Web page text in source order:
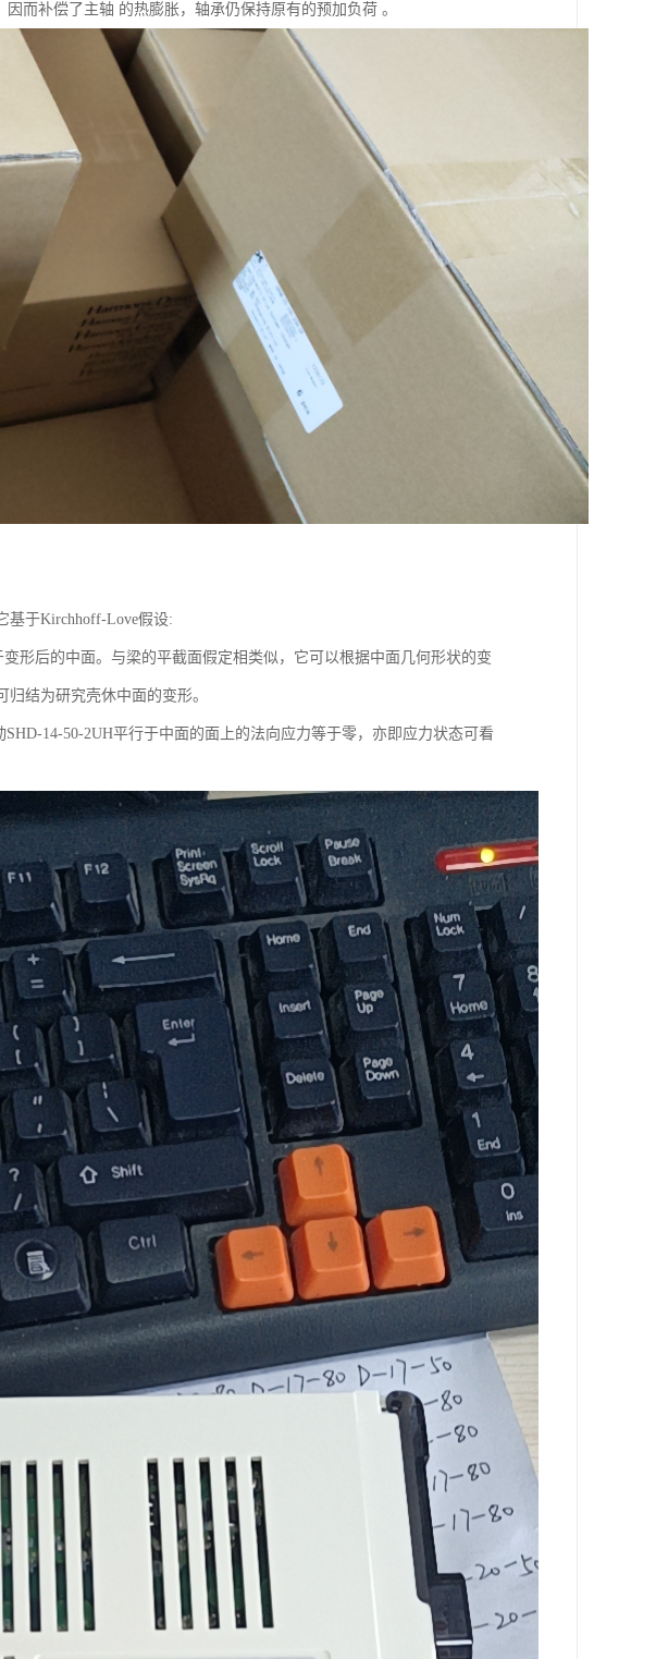
而补偿了主轴 的热膨胀，轴承仍保持原有的预加负荷 。
基于Kirchhoff-Love假设:
形后的中面。与梁的平截面假定相类似，它可以根据中面几何形状的变
结为研究壳休中面的变形。
14-50-2UH平行于中面的面上的法向应力等于零，亦即应力状态可看